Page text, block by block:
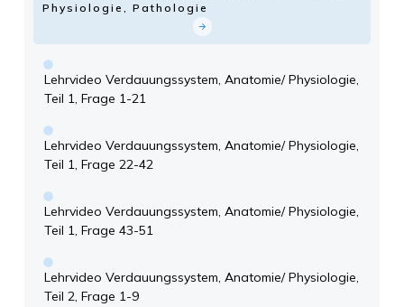
Physiologie, Pathologie
Lehrvideo Verdauungssystem, Anatomie/ Physiologie,
Teil 1, Frage 1-21
Lehrvideo Verdauungssystem, Anatomie/ Physiologie,
Teil 1, Frage 22-42
Lehrvideo Verdauungssystem, Anatomie/ Physiologie,
Teil 1, Frage 43-51
Lehrvideo Verdauungssystem, Anatomie/ Physiologie,
Teil 2, Frage 1-9